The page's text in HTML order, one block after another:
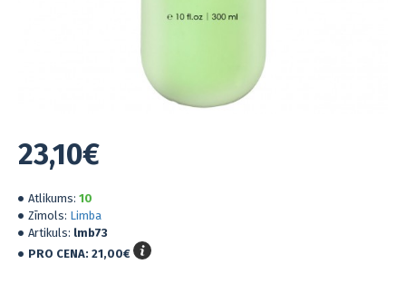
Atlikums: 10
Zīmols: Limba
Artikuls: lmb73
PRO CENA: 21,00€
23,10€